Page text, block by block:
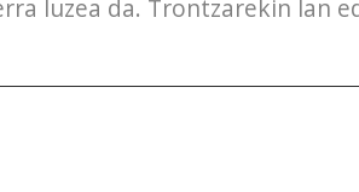
luzea da. Trontzarekin lan